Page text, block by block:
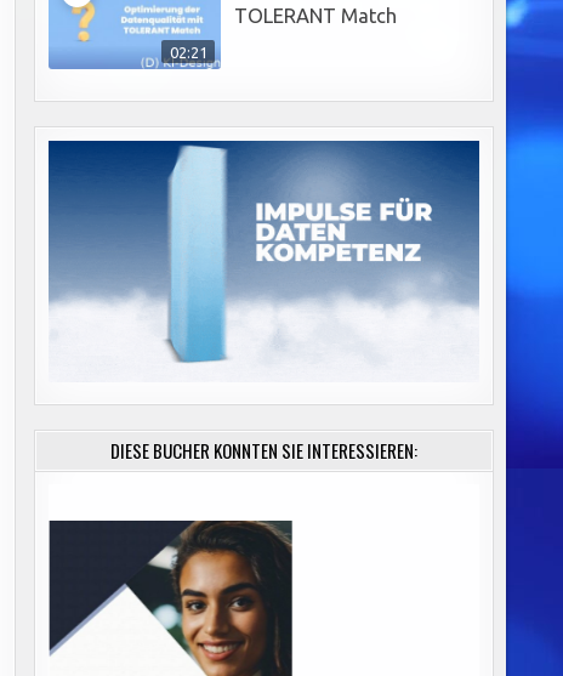
02:21
TOLERANT Match
DIESE BÜCHER KÖNNTEN SIE INTERESSIEREN: